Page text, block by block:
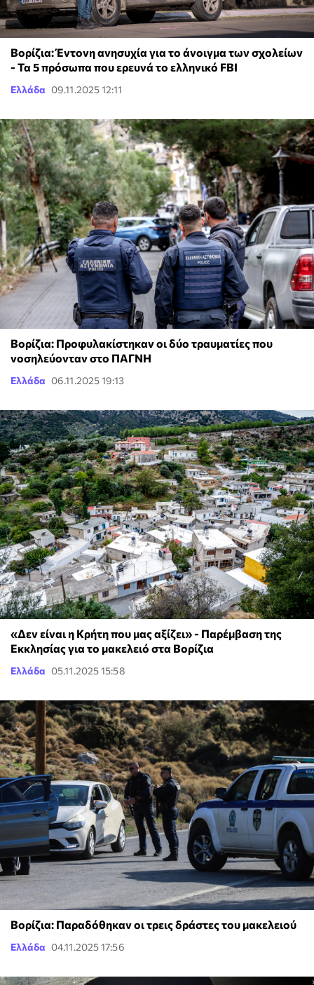
Βορίζια: Έντονη ανησυχία για το άνοιγμα των σχολείων
- Τα 5 πρόσωπα που ερευνά το ελληνικό FBI
Ελλάδα 09.11.2025 12:11
Βορίζια: Προφυλακίστηκαν οι δύο τραυματίες που
νοσηλεύονταν στο ΠΑΓΝΗ
Ελλάδα 06.11.2025 19:13
«Δεν είναι η Κρήτη που μας αξίζει» - Παρέμβαση της
Εκκλησίας για το μακελειό στα Βορίζια
Ελλάδα 05.11.2025 15:58
Βορίζια: Παραδόθηκαν οι τρεις δράστες του μακελειού
Ελλάδα 04.11.2025 17:56